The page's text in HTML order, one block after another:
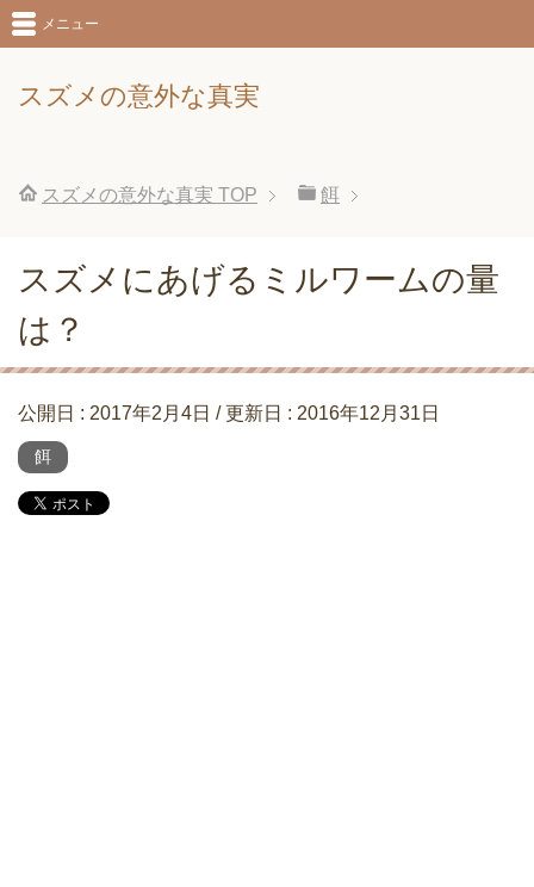
スズメの意外な真実
メニュー
スズメの意外な真実 TOP 餌
スズメにあげるミルワームの量
は？
公開日 : 2017年2月4日 / 更新日 : 2016年12月31日
餌